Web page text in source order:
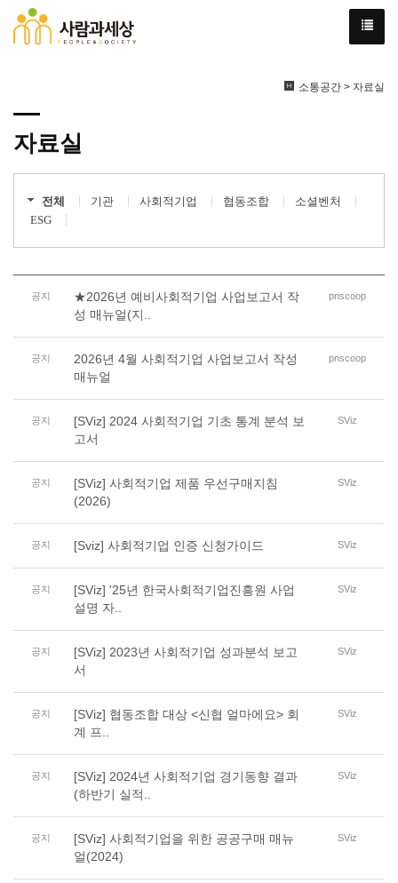
소통공간 > 자료실
자료실
전체 기관 사회적기업 협동조합
소셜벤처
ESG
공지
★2026년 예비사회적기업 사업보고서 작
성 매뉴얼(지..
pnscoop
공지
2026년 4월 사회적기업 사업보고서 작성
매뉴얼
pnscoop
공지
[SViz] 2024 사회적기업 기초 통계 분석 보
고서
SViz
공지
[SViz] 사회적기업 제품 우선구매지침
(2026)
SViz
공지 [Sviz] 사회적기업 인증 신청가이드 SViz
공지
[SViz] '25년 한국사회적기업진흥원 사업
설명 자..
SViz
공지
[SViz] 2023년 사회적기업 성과분석 보고
서
SViz
공지
[SViz] 협동조합 대상 <신협 얼마에요> 회
계 프..
SViz
공지
[SViz] 2024년 사회적기업 경기동향 결과
(하반기 실적..
SViz
공지
[SViz] 사회적기업을 위한 공공구매 매뉴
얼(2024)
SViz